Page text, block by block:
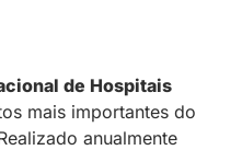
de Hospitais
mais importantes do
anualmente